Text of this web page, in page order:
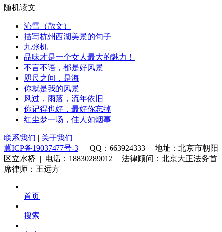
随机读文
沁雪（散文）
描写杭州西湖美景的句子
九张机
品味才是一个女人最大的魅力！
不言不语，都是好风景
咫尺之间，是海
你就是我的风景
风过，雨落，流年依旧
你记得也好，最好你忘掉
红尘梦一场，佳人如烟事
联系我们 | 关于我们
冀ICP备19037477号-3 | QQ：663924333 | 地址：北京市朝阳
区立水桥 | 电话：18830289012 | 法律顾问：北京大正法务首
席律师：王远方
首页
搜索